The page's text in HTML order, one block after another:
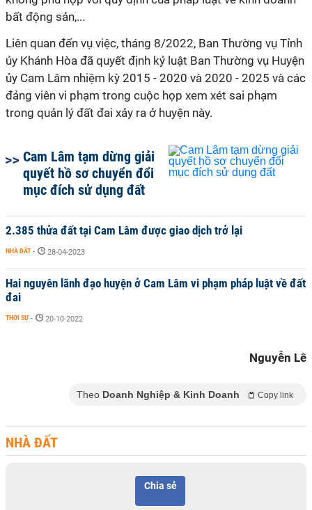
bất động sản,...
Liên quan đến vụ việc, tháng 8/2022, Ban Thường vụ Tỉnh
ủy Khánh Hòa đã quyết định kỷ luật Ban Thường vụ Huyện
ủy Cam Lâm nhiệm kỳ 2015 - 2020 và 2020 - 2025 và các
đảng viên vi phạm trong cuộc họp xem xét sai phạm
trong quản lý đất đai xảy ra ở huyện này.
Cam Lâm tạm dừng giải
quyết hồ sơ chuyển đổi
mục đích sử dụng đất
2.385 thửa đất tại Cam Lâm được giao dịch trở lại
NHÀ ĐẤT - 28-04-2023
Hai nguyên lãnh đạo huyện ở Cam Lâm vi phạm pháp luật về đất
đai
THỜI SỰ - 20-10-2022
Nguyễn Lê
Theo Doanh Nghiệp & Kinh Doanh Copy link
NHÀ ĐẤT
Chia sẻ